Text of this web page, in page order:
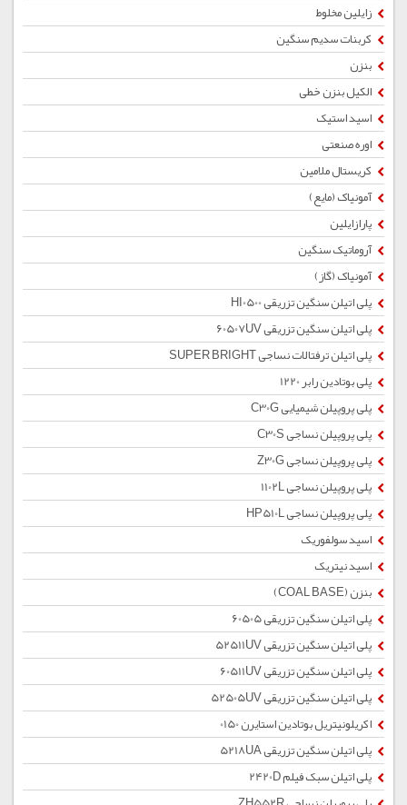
زایلین مخلوط
کربنات سدیم سنگین
بنزن
الکیل بنزن خطی
اسید استیک
اوره صنعتی
کریستال ملامین
آمونیاک (مایع)
پارازایلین
آروماتیک سنگین
آمونیاک (گاز)
پلی اتیلن سنگین تزریقی HI0500
پلی اتیلن سنگین تزریقی 60507UV
پلی اتیلن ترفتالات نساجی SUPER BRIGHT
پلی بوتادین رابر 1220
پلی پروپیلن شیمیایی C30G
پلی پروپیلن نساجی C30S
پلی پروپیلن نساجی Z30G
پلی پروپیلن نساجی 1102L
پلی پروپیلن نساجی HP510L
اسید سولفوریک
اسید نیتریک
بنزن (COAL BASE)
پلی اتیلن سنگین تزریقی 60505
پلی اتیلن سنگین تزریقی 52511UV
پلی اتیلن سنگین تزریقی 60511UV
پلی اتیلن سنگین تزریقی 52505UV
اکریلونیتریل بوتادین استایرن 0150
پلی اتیلن سنگین تزریقی 5218UA
پلی اتیلن سبک فیلم 2420D